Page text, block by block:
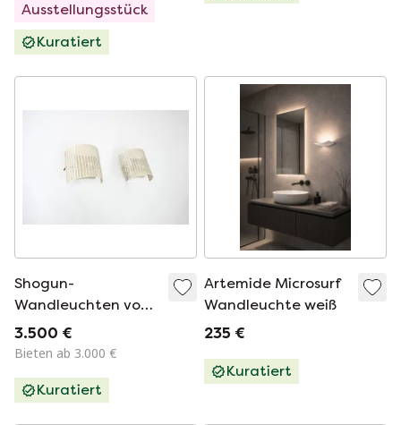
Ausstellungsstück
Kuratiert
Shogun-
Wandleuchten von
Mario Botta für
Artemide, 1980er
3.500 €
Bieten ab 3.000 €
Kuratiert
Artemide Microsurf
Wandleuchte weiß
235 €
Kuratiert